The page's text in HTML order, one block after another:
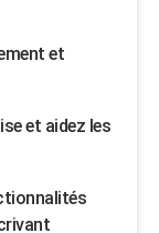
et
et aidez les